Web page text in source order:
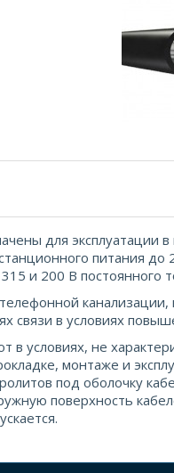
для эксплуатации
питания до
и 200 В постоянного
связи в условиях
в условиях, не
монтаже и
под оболочку
поверхность